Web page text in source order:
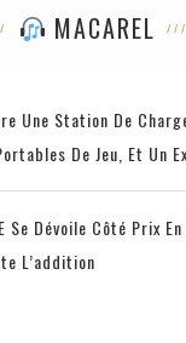
MACAREL
Une Station De
De Jeu, Et Un
Se Dévoile Côté Prix
L’addition